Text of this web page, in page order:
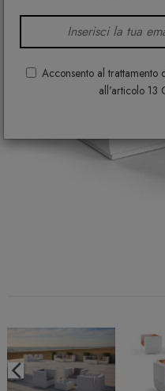
Acconsento al
all'articolo 13